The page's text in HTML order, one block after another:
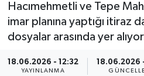
Hacımehmetli ve Tepe
imar planına yaptığı itiraz
dosyalar arasında yer
18.06.2026 - 12:32
YAYINLANMA
18.06.2026